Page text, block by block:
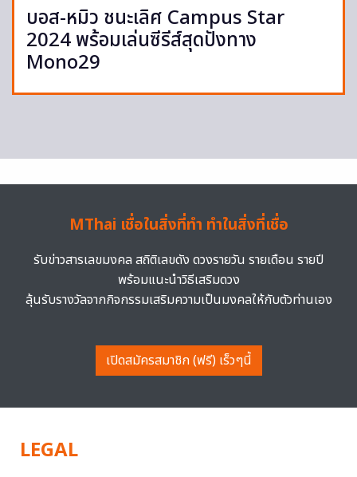
บอส-หมิว ชนะเลิศ Campus Star
2024 พร้อมเล่นซีรีส์สุดปังทาง
Mono29
MThai เชื่อในสิ่งที่ทำ ทำในสิ่งที่เชื่อ
รับข่าวสารเลขมงคล สถิติเลขดัง ดวงรายวัน รายเดือน รายปี
พร้อมแนะนำวิธีเสริมดวง
ลุ้นรับรางวัลจากกิจกรรมเสริมความเป็นมงคลให้กับตัวท่านเอง
เปิดสมัครสมาชิก (ฟรี) เร็วๆนี้
LEGAL